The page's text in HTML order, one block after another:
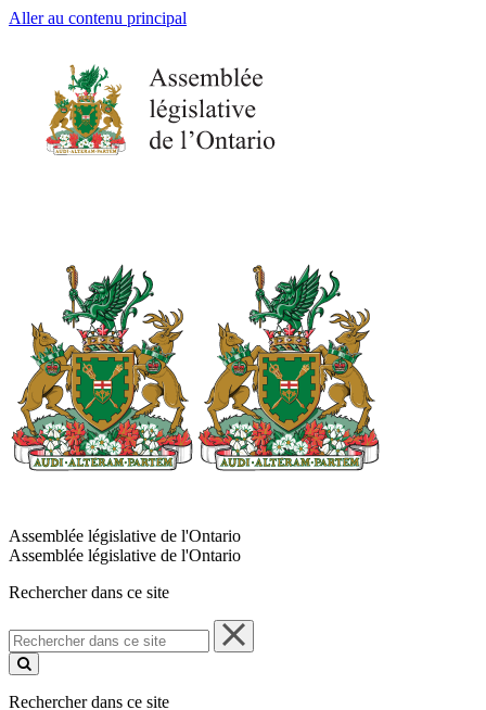
Aller au contenu principal
Assemblée législative de l'Ontario
Assemblée législative de l'Ontario
Rechercher dans ce site
Rechercher
dans
ce
Rechercher dans ce site